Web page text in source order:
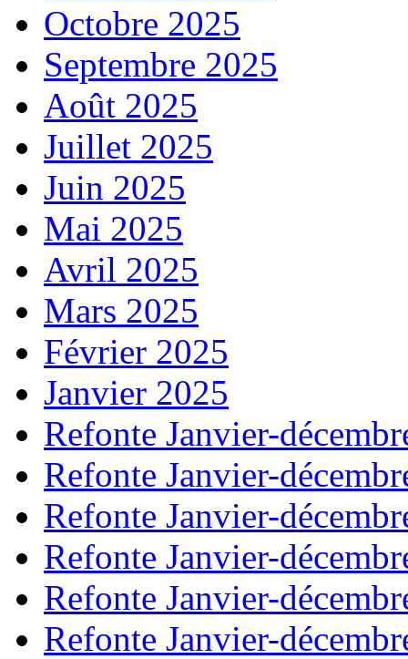
Octobre 2025
Septembre 2025
Août 2025
Juillet 2025
Juin 2025
Mai 2025
Avril 2025
Mars 2025
Février 2025
Janvier 2025
Refonte Janvier-
Refonte Janvier-
Refonte Janvier-
Refonte Janvier-
Refonte Janvier-
Refonte Janvier-